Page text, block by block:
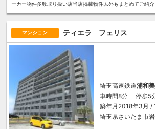
ーカー物件多数取り扱い店当店掲載物件以外もまとめてご紹
マンション ティエラ フェリス
埼玉高速鉄道浦和
車時間8分 停歩5
築年月2018年3月 /
埼玉県さいたま市